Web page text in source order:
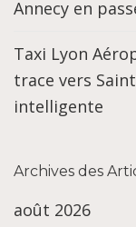
Annecy en
Taxi Lyon
trace vers
intelligente
Archives des
août 2026